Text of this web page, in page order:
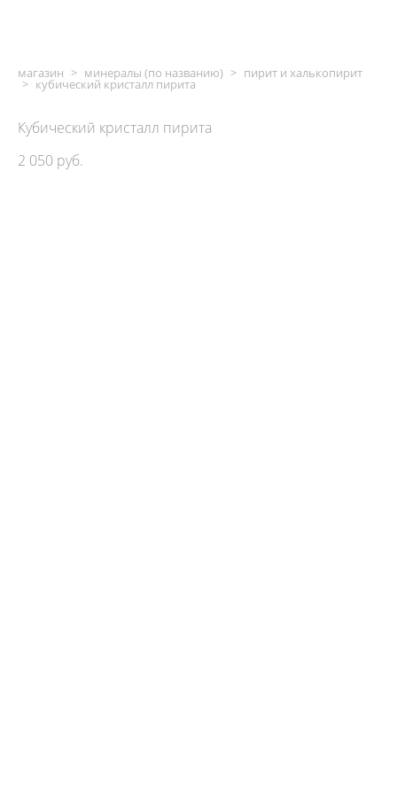
магазин > минералы (по названию) > пирит и халькопирит
> кубический кристалл пирита
Кубический кристалл пирита
2 050 pуб.